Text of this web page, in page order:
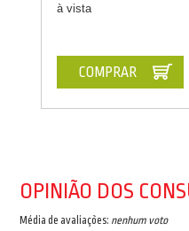
à vista
COMPRAR
OPINIÃO DOS
Média de avaliações: nenhum voto